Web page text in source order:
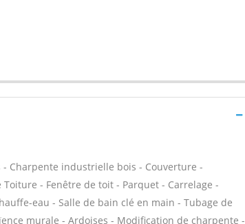
Charpente industrielle bois - Couverture -
- Fenêtre de toit - Parquet - Carrelage -
eau - Salle de bain clé en main - Tubage de
murale - Ardoises - Modification de charpente -